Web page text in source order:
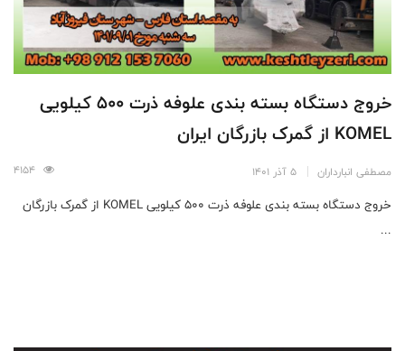
خروج دستگاه بسته بندی علوفه ذرت 500 کیلویی
KOMEL از گمرک بازرگان ایران
مصطفی انبارداران 5 آذر 1401
خروج دستگاه بسته بندی علوفه ذرت 500 کیلویی KOMEL از گمرک بازرگان
...